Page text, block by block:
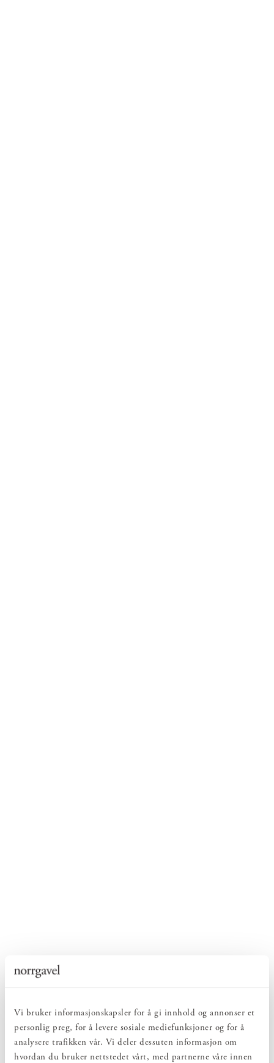
Vi bruker informasjonskapsler for å gi innhold og annonser et
personlig preg, for å levere sosiale mediefunksjoner og for å
analysere trafikken vår. Vi deler dessuten informasjon om
hvordan du bruker nettstedet vårt, med partnerne våre innen